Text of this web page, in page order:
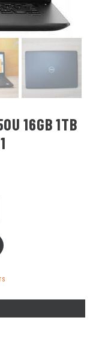
16GB 1TB